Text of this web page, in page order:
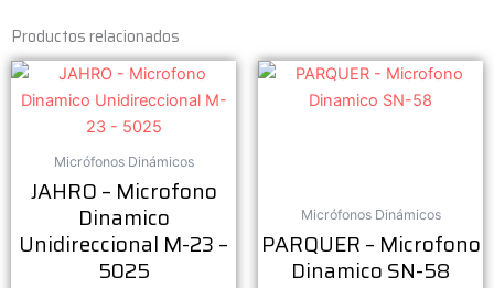
Productos relacionados
Micrófonos Dinámicos
JAHRO – Microfono
Dinamico
Unidireccional M-23 –
5025
Micrófonos Dinámicos
PARQUER – Microfono
Dinamico SN-58